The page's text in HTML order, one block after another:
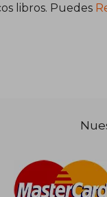
libros. Puedes